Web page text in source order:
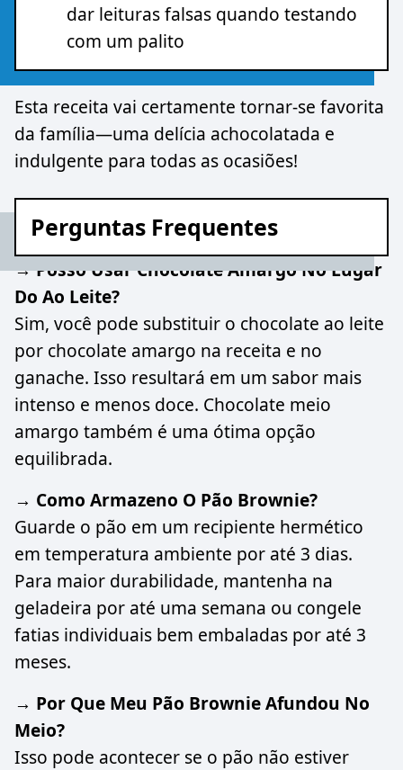
dar leituras falsas quando testando
com um palito
Esta receita vai certamente tornar-se favorita
da família—uma delícia achocolatada e
indulgente para todas as ocasiões!
Perguntas Frequentes
→ Posso Usar Chocolate Amargo No Lugar
Do Ao Leite?
Sim, você pode substituir o chocolate ao leite
por chocolate amargo na receita e no
ganache. Isso resultará em um sabor mais
intenso e menos doce. Chocolate meio
amargo também é uma ótima opção
equilibrada.
→ Como Armazeno O Pão Brownie?
Guarde o pão em um recipiente hermético
em temperatura ambiente por até 3 dias.
Para maior durabilidade, mantenha na
geladeira por até uma semana ou congele
fatias individuais bem embaladas por até 3
meses.
→ Por Que Meu Pão Brownie Afundou No
Meio?
Isso pode acontecer se o pão não estiver